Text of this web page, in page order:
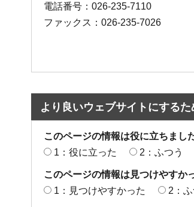
電話番号：026-235-7110
ファックス：026-235-7026
より良いウェブサイトにする
このページの情報は役に立ちまし
1：役に立った
2：ふつう
このページの情報は見つけやすか
1：見つけやすかった
2：ふ